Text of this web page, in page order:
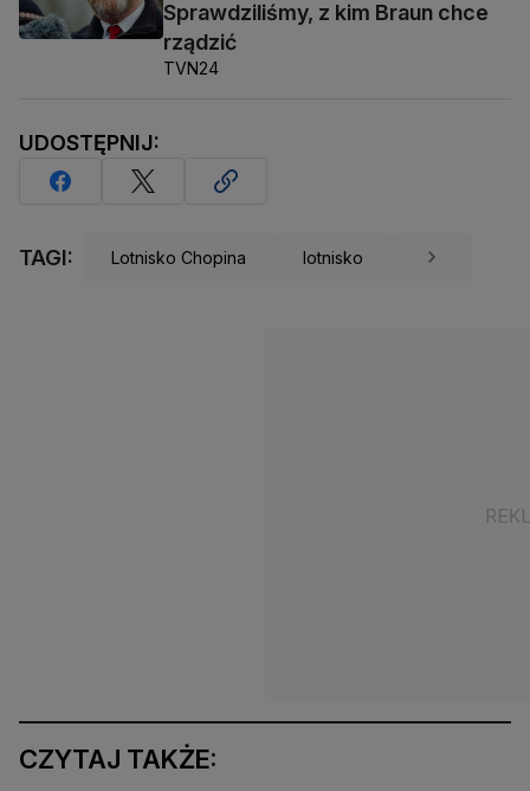
Sprawdziliśmy, z kim Braun chce
rządzić
TVN24
UDOSTĘPNIJ:
TAGI: Lotnisko Chopina lotnisko
CZYTAJ TAKŻE: